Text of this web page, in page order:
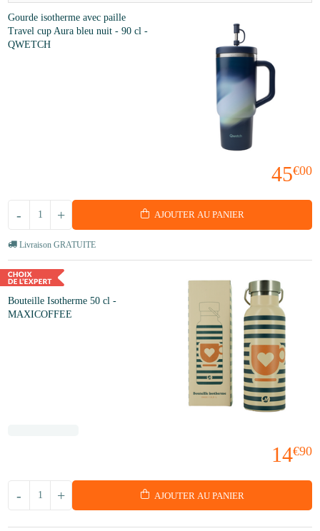
Gourde isotherme avec paille
Travel cup Aura bleu nuit - 90 cl -
QWETCH
45€00
+
- AJOUTER AU PANIER
Livraison GRATUITE
Bouteille Isotherme 50 cl -
MAXICOFFEE
14€90
+
- AJOUTER AU PANIER